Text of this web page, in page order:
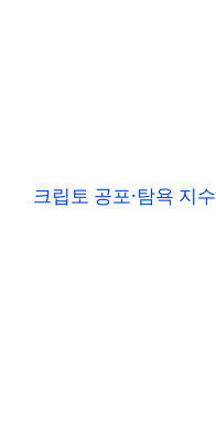
크립토 공포·탐욕 지수